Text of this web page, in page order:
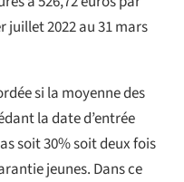
juillet 2022 au 31 mars
si la moyenne des
la date d’entrée
soit 30% soit deux fois
jeunes. Dans ce